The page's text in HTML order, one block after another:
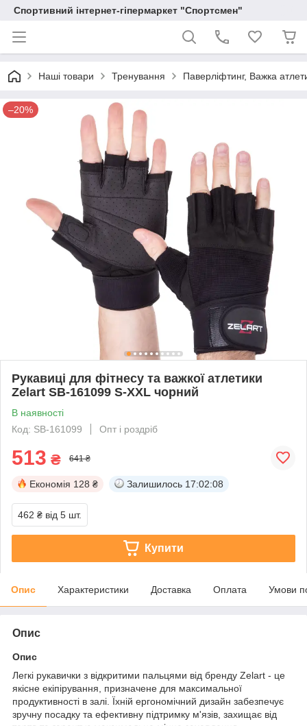
Спортивний інтернет-гіпермаркет "Спортсмен"
Наші товари Тренування Паверліфтинг, Важка
–20%
Рукавиці для фітнесу та важкої атлетики
Zelart SB-161099 S-XXL чорний
В наявності
Код: SB-161099
Опт і роздріб
513 ₴ 641 ₴
Економія 128 ₴ Залишилось 17:02:07
462 ₴ від 5 шт.
Купити
Опис Характеристики Доставка Оплата Умови
Опис
Опис
Легкі рукавички з відкритими пальцями від бренду Zelart - це
якісне екіпірування, призначене для максимальної
продуктивності в залі. Їхній ергономічний дизайн забезпечує
зручну посадку та ефективну підтримку м'язів, захищає від